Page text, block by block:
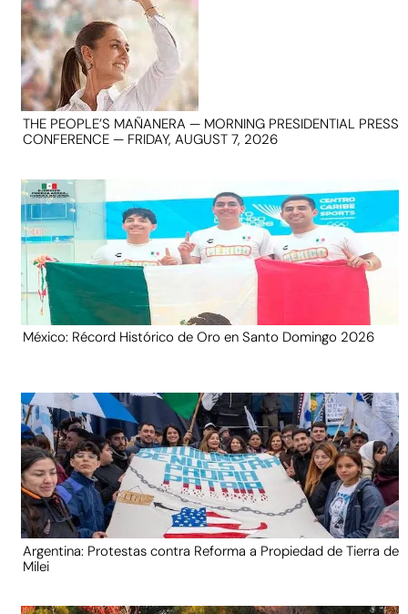
THE PEOPLE’S MAÑANERA — MORNING PRESIDENTIAL PRESS
CONFERENCE — FRIDAY, AUGUST 7, 2026
México: Récord Histórico de Oro en Santo Domingo 2026
Argentina: Protestas contra Reforma a Propiedad de Tierra de
Milei